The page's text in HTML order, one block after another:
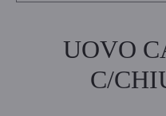
UOVO
C/